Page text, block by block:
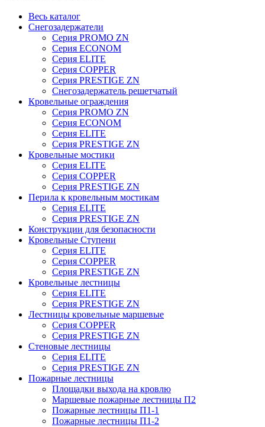
Весь каталог
Снегозадержатели
Серия PROMO ZN
Серия ECONOM
Серия ELITE
Серия COPPER
Серия PRESTIGE ZN
Снегозадержатель решетчатый
Кровельные ограждения
Серия PROMO ZN
Серия ECONOM
Серия ELITE
Серия PRESTIGE ZN
Кровельные мостики
Серия ELITE
Серия COPPER
Серия PRESTIGE ZN
Перила к кровельным мостикам
Серия ELITE
Серия PRESTIGE ZN
Конструкции для безопасности
Кровельные Ступени
Серия ELITE
Серия COPPER
Серия PRESTIGE ZN
Кровельные лестницы
Серия ELITE
Серия PRESTIGE ZN
Лестницы кровельные маршевые
Серия COPPER
Серия PRESTIGE ZN
Стеновые лестницы
Серия ELITE
Серия PRESTIGE ZN
Пожарные лестницы
Площадки выхода на кровлю
Маршевые пожарные лестницы П2
Пожарные лестницы П1-1
Пожарные лестницы П1-2